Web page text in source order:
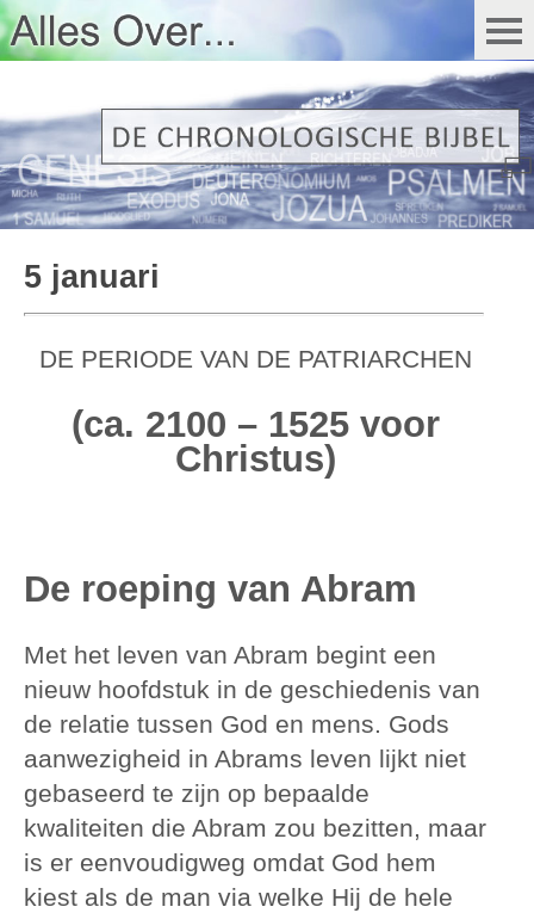
5 januari
DE PERIODE VAN DE PATRIARCHEN
(ca. 2100 – 1525 voor
Christus)
De roeping van Abram
Met het leven van Abram begint een
nieuw hoofdstuk in de geschiedenis van
de relatie tussen God en mens. Gods
aanwezigheid in Abrams leven lijkt niet
gebaseerd te zijn op bepaalde
kwaliteiten die Abram zou bezitten, maar
is er eenvoudigweg omdat God hem
kiest als de man via welke Hij de hele